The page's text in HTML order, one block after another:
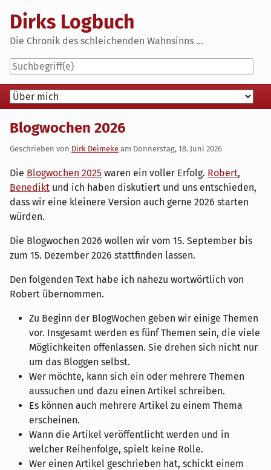
content
Dirks Logbuch
Die Chronik des schleichenden Wahnsinns ...
Navigation
Blogwochen 2026
Geschrieben von Dirk Deimeke am Donnerstag, 18. Juni 2026
Die Blogwochen 2025 waren ein voller Erfolg. Robert,
Benedikt und ich haben diskutiert und uns entschieden,
dass wir eine kleinere Version auch gerne 2026 starten
würden.
Die Blogwochen 2026 wollen wir vom 15. September bis
zum 15. Dezember 2026 stattfinden lassen.
Den folgenden Text habe ich nahezu wortwörtlich von
Robert übernommen.
Zu Beginn der BlogWochen geben wir einige Themen
vor. Insgesamt werden es fünf Themen sein, die viele
Möglichkeiten offenlassen. Sie drehen sich nicht nur
um das Bloggen selbst.
Wer möchte, kann sich ein oder mehrere Themen
aussuchen und dazu einen Artikel schreiben.
Es können auch mehrere Artikel zu einem Thema
erscheinen.
Wann die Artikel veröffentlicht werden und in
welcher Reihenfolge, spielt keine Rolle.
Wer einen Artikel geschrieben hat, schickt einem